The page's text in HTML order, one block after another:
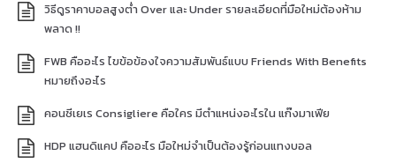
วิธีดูราคาบอลสูงต่ำ Over และ Under รายละเอียดที่มือใหม่ต้องห้าม
พลาด !!
FWB คืออะไร ไขข้อข้องใจความสัมพันธ์แบบ Friends With Benefits
หมายถึงอะไร
คอนซีเยเร Consigliere คือใคร มีตำแหน่งอะไรใน แก๊งมาเฟีย
HDP แฮนดิแคป คืออะไร มือใหม่จำเป็นต้องรู้ก่อนแทงบอล